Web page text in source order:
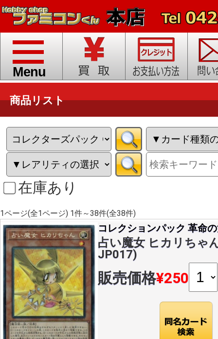
toggle
navigation
Menu
商品リスト
在庫あり
1ページ(全1ページ) 1件～38件(全38件)
コレクションパック 革命
占い魔女 ヒカリちゃ
JP017)
販売価格¥250